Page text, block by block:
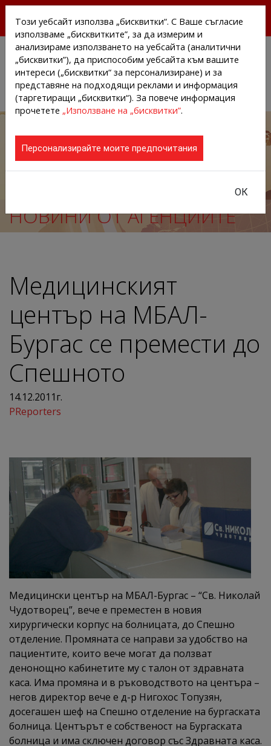
АГЕНЦИИТЕ И КОМПАНИИТЕ
НОВИНИ ОТ АГЕНЦИИТЕ
Медицинският
център на МБАЛ-
Бургас се премести до
Спешното
14.12.2011г.
PReporters
Медицински център на МБАЛ-Бургас – “Св. Николай
Чудотворец”, вече е преместен в новия
хирургически корпус на болницата, до Спешно
отделение. Промяната се направи за удобство на
пациентите, които вече могат да ползват
денонощно кабинетите му с талон от здравната
каса. Има промяна и в ръководството на центъра –
негов директор вече е д-р Нигохос Топузян,
досегашен шеф на Спешно отделение на бургаската
болница. Центърът е собственост на Бургаската
болница и има сключен договор със Здравната каса.
Този уебсайт използва „бисквитки“. С Ваше съгласие
използваме „бисквитките”, за да измерим и
анализираме използването на уебсайта (аналитични
„бисквитки”), да приспособим уебсайта към вашите
интереси („бисквитки“ за персонализиране) и за
представяне на подходящи реклами и информация
(таргетиращи „бисквитки“). За повече информация
прочетете „Използване на „бисквитки”.
Персонализирайте моите предпочитания
ОК